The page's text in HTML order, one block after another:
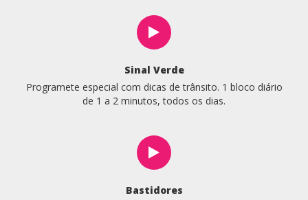
Sinal Verde
Programete especial com dicas de trânsito. 1 bloco diário
de 1 a 2 minutos, todos os dias.
Bastidores